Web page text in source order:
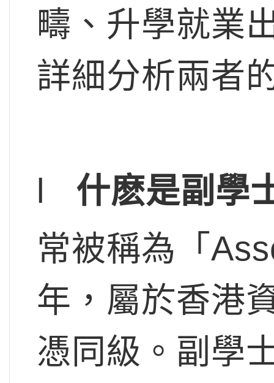
疇、升學就業
詳細分析兩者
l 什麽是副學
常被稱為「
年，屬於香港
憑同級。副學